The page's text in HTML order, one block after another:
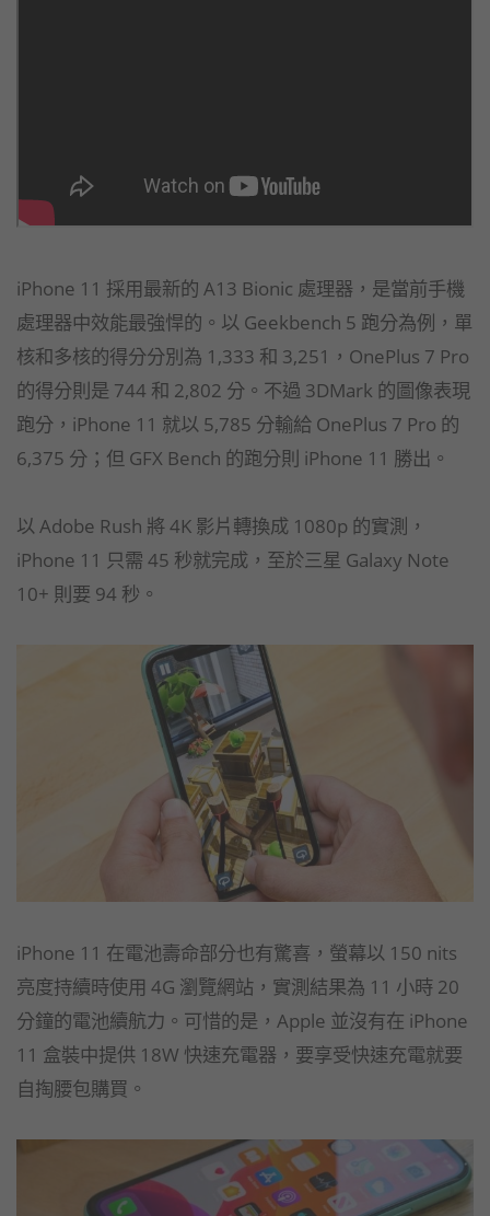
iPhone 11 採用最新的 A13 Bionic 處理器，是當前手機
處理器中效能最強悍的。以 Geekbench 5 跑分為例，單
核和多核的得分分別為 1,333 和 3,251，OnePlus 7 Pro
的得分則是 744 和 2,802 分。不過 3DMark 的圖像表現
跑分，iPhone 11 就以 5,785 分輸給 OnePlus 7 Pro 的
6,375 分；但 GFX Bench 的跑分則 iPhone 11 勝出。
以 Adobe Rush 將 4K 影片轉換成 1080p 的實測，
iPhone 11 只需 45 秒就完成，至於三星 Galaxy Note
10+ 則要 94 秒。
iPhone 11 在電池壽命部分也有驚喜，螢幕以 150 nits
亮度持續時使用 4G 瀏覽網站，實測結果為 11 小時 20
分鐘的電池續航力。可惜的是，Apple 並沒有在 iPhone
11 盒裝中提供 18W 快速充電器，要享受快速充電就要
自掏腰包購買。